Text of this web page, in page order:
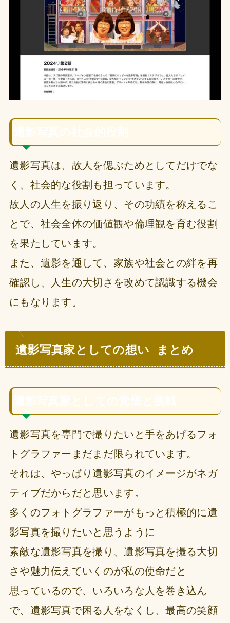
遺影写真は、故人を偲ぶためとしてだけでな
く、社会的な役割も担っています。
故人の人生を振り返り、その功績を称えるこ
とで、社会全体の価値観や倫理観を育む役割
を果たしています。
また、遺影を通して、家族や社会との絆を再
確認し、人生の大切さを改めて認識する機会
にもなります。
遺影写真家としての想い_まとめ
遺影写真を専門で撮りたいと手をあげるフォ
トグラファーまだまだ限られています。
それは、やっぱり遺影写真のイメージがネガ
ティブだからだと思います。
多くのフォトグラファーがもっと積極的に遺
影写真を撮りたいと思うように
素敵な遺影写真を撮り、遺影写真を撮る大切
さや魅力伝えていくのが私の使命だと
思っているので、いろいろな人を巻き込ん
で、遺影写真で困る人をなくし、最高の笑顔